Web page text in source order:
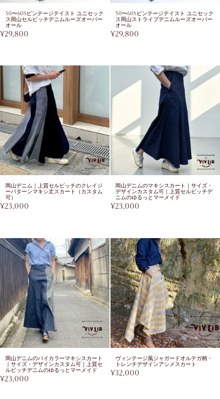
50〜60sビンテージテイスト ユニセック
ス岡山セルビッチデニムルーズオーバー
オール
¥29,800
50〜60sビンテージテイスト ユニセック
ス岡山ストライプデニムルーズオーバー
オール
¥29,800
岡山デニム｜上質セルビッチのクレイジ
ーパターンマキシ丈スカート（カスタム
可）
¥23,000
岡山デニムのマキシスカート｜サイズ・
デザインカスタム可｜上質セルビッチデ
ニムのゆるっとマーメイド
¥23,000
岡山デニムのバイカラーマキシスカート
｜サイズ・デザインカスタム可｜上質セ
ルビッチデニムのゆるっとマーメイド
¥23,000
ヴィンテージ風ジャガードオルテガ柄・
トレンチデザインアシメスカート
¥32,000